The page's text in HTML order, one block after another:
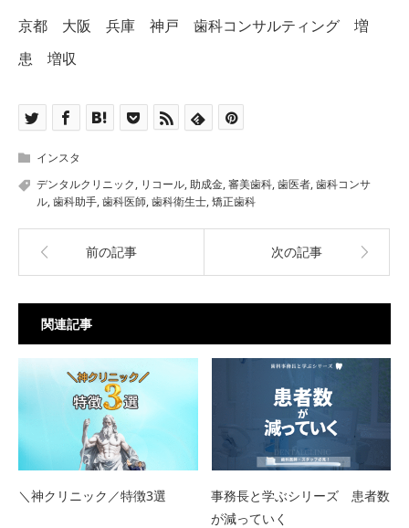
京都 大阪 兵庫 神戸 歯科コンサルティング 増
患 増収
インスタ
デンタルクリニック, リコール,助成金,審美歯科,歯医者,歯科コンサ
ル,歯科助手,歯科医師,歯科衛生士,矯正歯科
前の記事 次の記事
関連記事
＼神クリニック／特徴3選
事務長と学ぶシリーズ 患者数
が減っていく